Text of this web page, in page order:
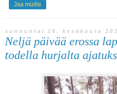
Jaa muille
sunnuntai 16. kesäkuuta
Neljä päivää erossa
todella hurjalta